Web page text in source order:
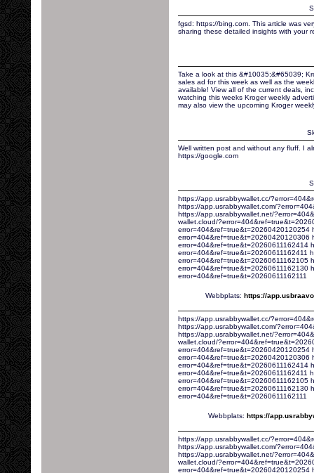
fgsd: https://bing.com. This article was
sharing these detailed insights with your
Take a look at this &#10035;&#65039;
sales ad for this week as well as the
available! View all of the current deals,
watching this weeks Kroger weekly
may also view the upcoming Kroger
Well written post and without any fluff. I
https://google.com
https://app.usrabbywallet.cc/
https://app.usrabbywallet.com/
https://app.usrabbywallet.net/
wallet.cloud/
error=404&ref=true&t=20260420120254
error=404&ref=true&t=20260420120306
error=404&ref=true&t=20260611162414
error=404&ref=true&t=20260611162411
error=404&ref=true&t=20260611162105
error=404&ref=true&t=20260611162130
error=404&ref=true&t=20260611162111
Webbplats: https://
https://app.usrabbywallet.cc/
https://app.usrabbywallet.com/
https://app.usrabbywallet.net/
wallet.cloud/
error=404&ref=true&t=20260420120254
error=404&ref=true&t=20260420120306
error=404&ref=true&t=20260611162414
error=404&ref=true&t=20260611162411
error=404&ref=true&t=20260611162105
error=404&ref=true&t=20260611162130
error=404&ref=true&t=20260611162111
Webbplats: https://
https://app.usrabbywallet.cc/
https://app.usrabbywallet.com/
https://app.usrabbywallet.net/
wallet.cloud/
error=404&ref=true&t=20260420120254